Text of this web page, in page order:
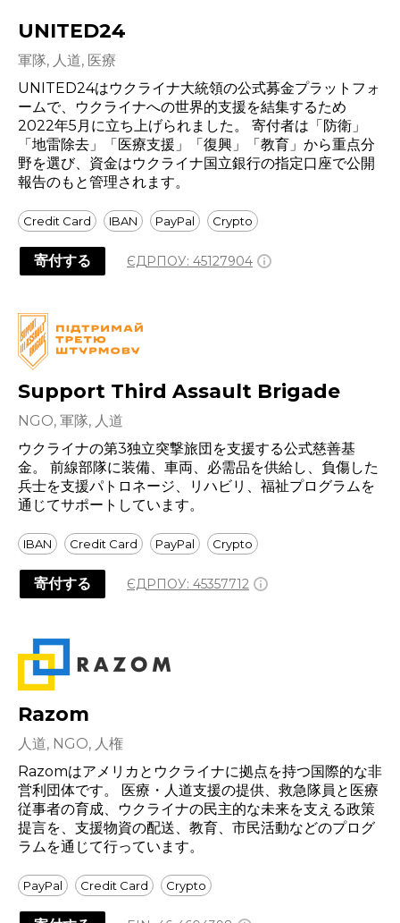
UNITED24
軍隊, 人道, 医療
UNITED24はウクライナ大統領の公式募金プラットフォ
ームで、ウクライナへの世界的支援を結集するため
2022年5月に立ち上げられました。 寄付者は「防衛」
「地雷除去」「医療支援」「復興」「教育」から重点分
野を選び、資金はウクライナ国立銀行の指定口座で公開
報告のもと管理されます。
Credit Card IBAN PayPal Crypto
寄付する ЄДРПОУ: 45127904
Support Third Assault Brigade
NGO, 軍隊, 人道
ウクライナの第3独立突撃旅団を支援する公式慈善基
金。 前線部隊に装備、車両、必需品を供給し、負傷した
兵士を支援パトロネージ、リハビリ、福祉プログラムを
通じてサポートしています。
IBAN Credit Card PayPal Crypto
寄付する ЄДРПОУ: 45357712
Razom
人道, NGO, 人権
Razomはアメリカとウクライナに拠点を持つ国際的な非
営利団体です。 医療・人道支援の提供、救急隊員と医療
従事者の育成、ウクライナの民主的な未来を支える政策
提言を、支援物資の配送、教育、市民活動などのプログ
ラムを通じて行っています。
PayPal Credit Card Crypto